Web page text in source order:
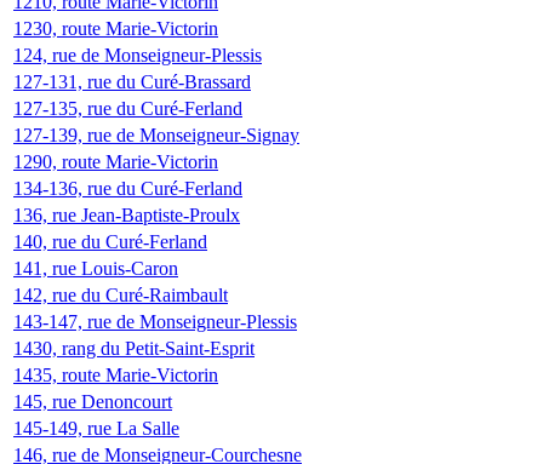
1230, route Marie-Victorin
124, rue de Monseigneur-Plessis
127-131, rue du Curé-Brassard
127-135, rue du Curé-Ferland
127-139, rue de Monseigneur-Signay
1290, route Marie-Victorin
134-136, rue du Curé-Ferland
136, rue Jean-Baptiste-Proulx
140, rue du Curé-Ferland
141, rue Louis-Caron
142, rue du Curé-Raimbault
143-147, rue de Monseigneur-Plessis
1430, rang du Petit-Saint-Esprit
1435, route Marie-Victorin
145, rue Denoncourt
145-149, rue La Salle
146, rue de Monseigneur-Courchesne